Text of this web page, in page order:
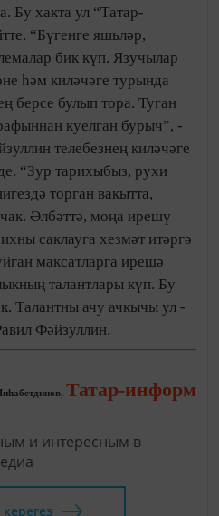
Бу хакта ул “Татар-
“Бүгенге яшьләр,
бик күп. Язучылар
һәм киләчәге турында
берсе булып тора. Туган
куелган бурыч”, -
телебезнең киләчәге
“Зур тарихыбыз, рухи
торган вакытта,
Әлбәттә, моңа ирешү
саклауга хезмәт итәргә
максатларга ирешә
талантлары күп. Бу
Талантны ачу ачкычы ул -
Фәйзуллин.
Татар-информ
и интересным в